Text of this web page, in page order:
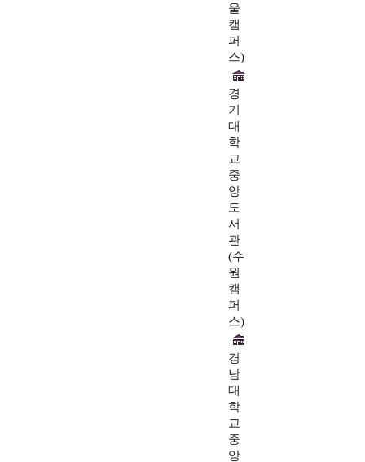
울
캠
퍼
스)
경
기
대
학
교
중
앙
도
서
관
(수
원
캠
퍼
스)
경
남
대
학
교
중
앙